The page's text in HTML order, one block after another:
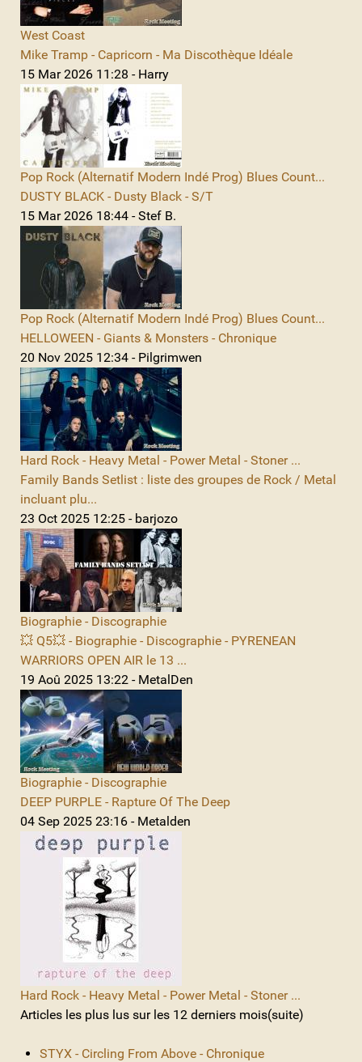
West Coast
Mike Tramp - Capricorn - Ma Discothèque Idéale
15 Mar 2026 11:28 - Harry
Pop Rock (Alternatif Modern Indé Prog) Blues Count...
DUSTY BLACK - Dusty Black - S/T
15 Mar 2026 18:44 - Stef B.
Pop Rock (Alternatif Modern Indé Prog) Blues Count...
HELLOWEEN - Giants & Monsters - Chronique
20 Nov 2025 12:34 - Pilgrimwen
Hard Rock - Heavy Metal - Power Metal - Stoner ...
Family Bands Setlist : liste des groupes de Rock / Metal
incluant plu...
23 Oct 2025 12:25 - barjozo
Biographie - Discographie
💥 Q5💥 - Biographie - Discographie - PYRENEAN
WARRIORS OPEN AIR le 13 ...
19 Aoû 2025 13:22 - MetalDen
Biographie - Discographie
DEEP PURPLE - Rapture Of The Deep
04 Sep 2025 23:16 - Metalden
Hard Rock - Heavy Metal - Power Metal - Stoner ...
Articles les plus lus sur les 12 derniers mois(suite)
STYX - Circling From Above - Chronique